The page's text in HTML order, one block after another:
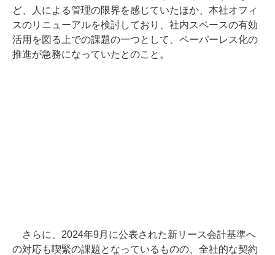
ど、人による管理の限界を感じていたほか、本社オフィ
スのリニューアルを検討しており、社内スペースの有効
活用を図る上での課題の一つとして、ペーパーレス化の
推進が急務になっていたとのこと。
さらに、2024年9月に公表された新リース会計基準へ
の対応も喫緊の課題となっているものの、全社的な契約